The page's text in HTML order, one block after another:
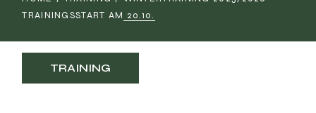
TRAININGSSTART AM 20.10.
TRAINING